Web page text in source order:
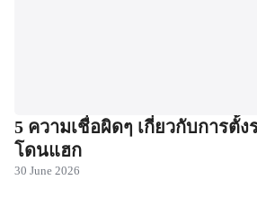
5 ความเชื่อผิดๆ เกี่ยวกับการตั้ง
โดนแฮก
30 June 2026